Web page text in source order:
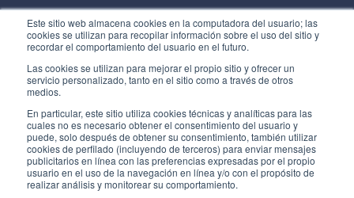
Este sitio web almacena cookies en la computadora del usuario; las
cookies se utilizan para recopilar información sobre el uso del sitio y
recordar el comportamiento del usuario en el futuro.
Las cookies se utilizan para mejorar el propio sitio y ofrecer un
servicio personalizado, tanto en el sitio como a través de otros
medios.
En particular, este sitio utiliza cookies técnicas y analíticas para las
cuales no es necesario obtener el consentimiento del usuario y
puede, solo después de obtener su consentimiento, también utilizar
cookies de perfilado (incluyendo de terceros) para enviar mensajes
publicitarios en línea con las preferencias expresadas por el propio
usuario en el uso de la navegación en línea y/o con el propósito de
realizar análisis y monitorear su comportamiento.
Tienda:
Lunes / Viernes
Subscríbete a nuestro boletín
Trabaja con nosotros
Los envases de Interfluid